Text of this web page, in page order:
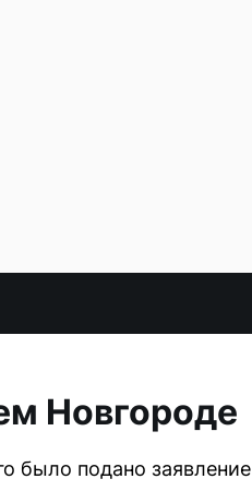
Новгороде
было подано заявление